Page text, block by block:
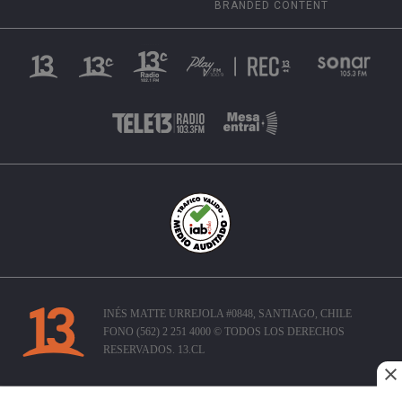
BRANDED CONTENT
INÉS MATTE URREJOLA #0848, SANTIAGO, CHILE
FONO (562) 2 251 4000 © TODOS LOS DERECHOS
RESERVADOS. 13.CL